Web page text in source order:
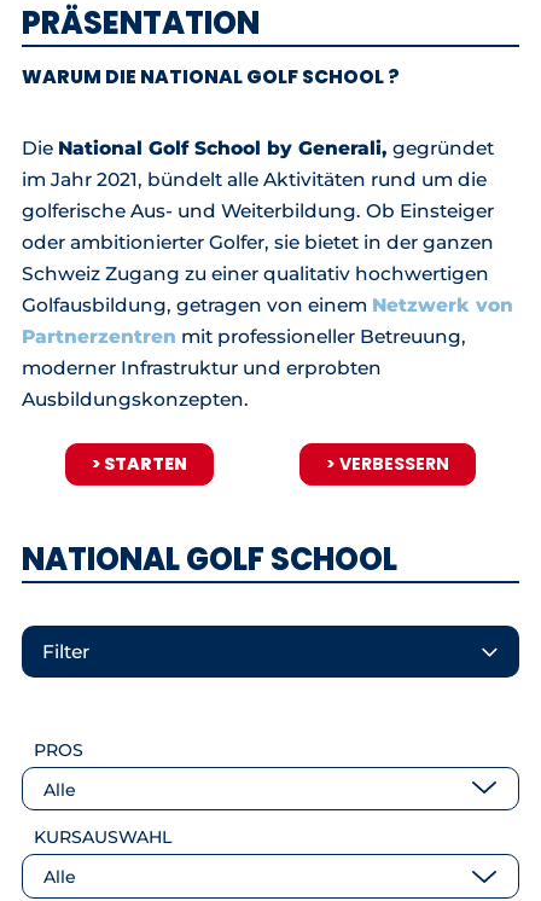
PRÄSENTATION
WARUM DIE NATIONAL GOLF SCHOOL ?
Die National Golf School by Generali, gegründet
im Jahr 2021, bündelt alle Aktivitäten rund um die
golferische Aus- und Weiterbildung. Ob Einsteiger
oder ambitionierter Golfer, sie bietet in der ganzen
Schweiz Zugang zu einer qualitativ hochwertigen
Golfausbildung, getragen von einem Netzwerk von
Partnerzentren mit professioneller Betreuung,
moderner Infrastruktur und erprobten
Ausbildungskonzepten.
> STARTEN > VERBESSERN
NATIONAL GOLF SCHOOL
Filter
PROS
Alle
KURSAUSWAHL
Alle